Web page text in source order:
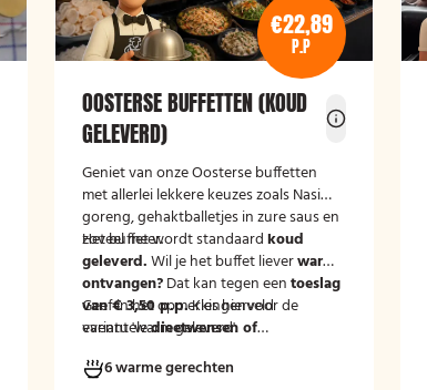
€22,89
P.P
OOSTERSE BUFFETTEN (KOUD
GELEVERD)
Geniet van onze Oosterse buffetten
met allerlei lekkere keuzes zoals Nasi
goreng, gehaktballetjes in zure saus en
zoveel meer.
Het buffet wordt standaardkoud
geleverd.Wil je het buffet lieverwarm
ontvangen?Dat kan tegen eentoeslag
van € 3,50 p.p.Kies hiervoor de
variant 'warm geleverd'.
Geef in het opmerkingenveld
eventueledieetwensen of
wij hier rekening mee kunnen houden.
6 warme gerechten